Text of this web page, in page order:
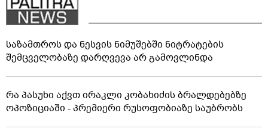
საზამთროს და ნესვის ნიმუშებში ნიტრატების
შემცველობაზე დარღვევა არ გამოვლინდა
რა პასუხი აქვთ ირაკლი კობახიძის ბრალდებებზე
ოპოზიციაში - პრემიერი რუსოფობიაზე საუბრობს